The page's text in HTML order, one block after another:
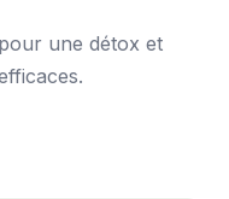
une détox et